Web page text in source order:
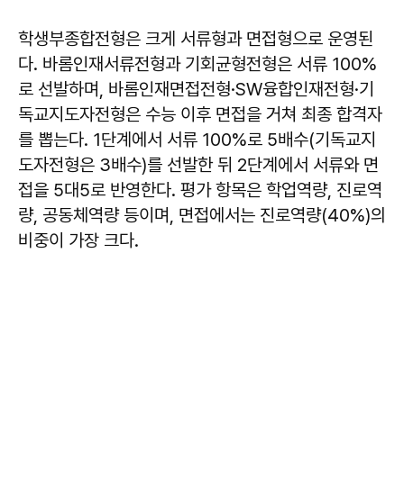
학생부종합전형은 크게 서류형과 면접형으로 운영된
다. 바롬인재서류전형과 기회균형전형은 서류 100%
로 선발하며, 바롬인재면접전형·SW융합인재전형·기
독교지도자전형은 수능 이후 면접을 거쳐 최종 합격자
를 뽑는다. 1단계에서 서류 100%로 5배수(기독교지
도자전형은 3배수)를 선발한 뒤 2단계에서 서류와 면
접을 5대5로 반영한다. 평가 항목은 학업역량, 진로역
량, 공동체역량 등이며, 면접에서는 진로역량(40%)의
비중이 가장 크다.